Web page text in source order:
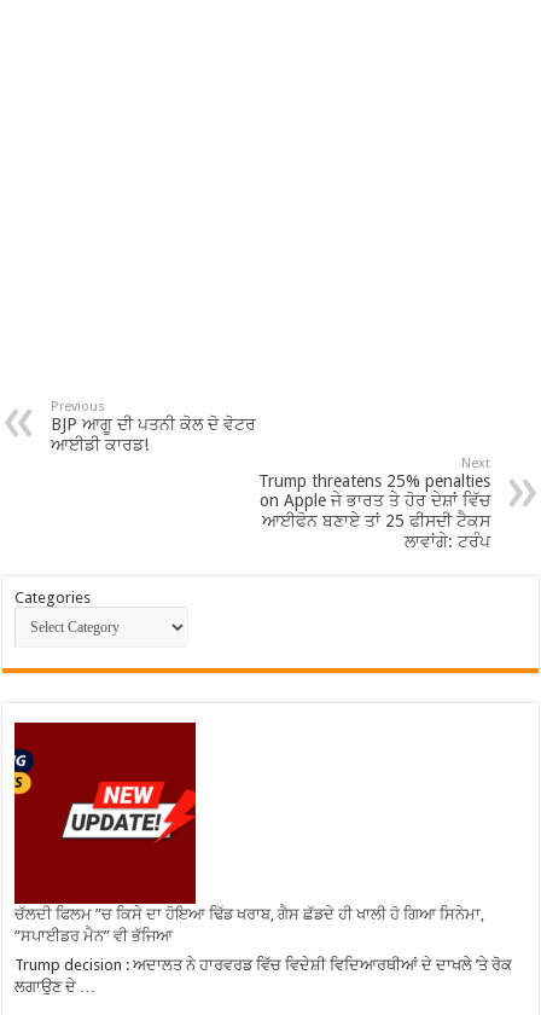
Previous
BJP ਆਗੂ ਦੀ ਪਤਨੀ ਕੋਲ ਦੋ ਵੋਟਰ
ਆਈਡੀ ਕਾਰਡ!
Next
Trump threatens 25% penalties
on Apple ਜੇ ਭਾਰਤ ਤੇ ਹੋਰ ਦੇਸ਼ਾਂ ਵਿੱਚ
ਆਈਫੋਨ ਬਣਾਏ ਤਾਂ 25 ਫੀਸਦੀ ਟੈਕਸ
ਲਾਵਾਂਗੇ: ਟਰੰਪ
Categories
ਚੱਲਦੀ ਫਿਲਮ ”ਚ ਕਿਸੇ ਦਾ ਹੋਇਆ ਢਿੱਡ ਖਰਾਬ, ਗੈਸ ਛੱਡਦੇ ਹੀ ਖਾਲੀ ਹੋ ਗਿਆ ਸਿਨੇਮਾ,
”ਸਪਾਈਡਰ ਮੈਨ” ਵੀ ਭੱਜਿਆ
Trump decision : ਅਦਾਲਤ ਨੇ ਹਾਰਵਰਡ ਵਿੱਚ ਵਿਦੇਸ਼ੀ ਵਿਦਿਆਰਥੀਆਂ ਦੇ ਦਾਖਲੇ ’ਤੇ ਰੋਕ
ਲਗਾਉਣ ਦੇ …